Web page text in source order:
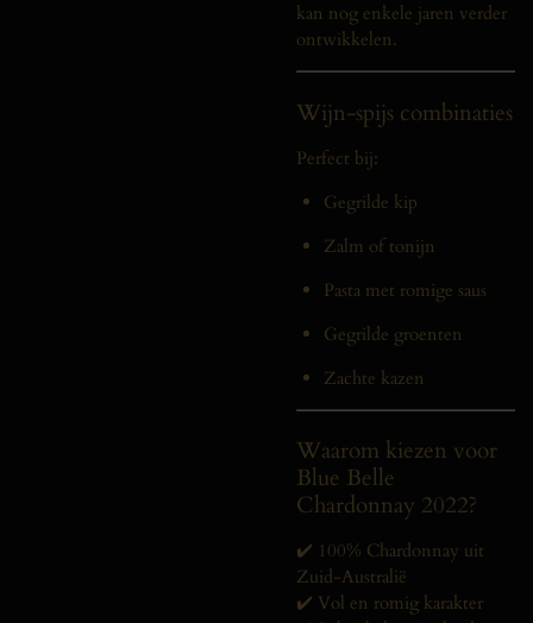
kan nog enkele jaren verder
ontwikkelen.
Wijn-spijs combinaties
Perfect bij:
Gegrilde kip
Zalm of tonijn
Pasta met romige saus
Gegrilde groenten
Zachte kazen
Waarom kiezen voor
Blue Belle
Chardonnay 2022?
✔️ 100% Chardonnay uit
Zuid-Australië
✔️ Vol en romig karakter